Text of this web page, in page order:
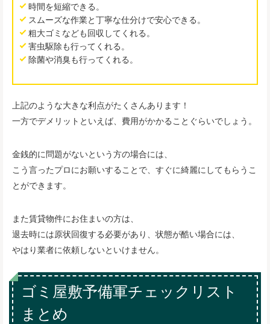
時間を短縮できる。
スムーズな作業と丁寧な仕分けで安心できる。
粗大ゴミなども回収してくれる。
害虫駆除も行ってくれる。
除菌や消臭も行ってくれる。
上記のような大きな利点がたくさんあります！
一方でデメリットといえば、費用がかかることぐらいでしょう。
金銭的に問題がないという方の場合には、
こう言ったプロにお願いすることで、すぐに綺麗にしてもらうこ
とができます。
また賃貸物件にお住まいの方は、
退去時には原状回復する必要があり、状態が酷い場合には、
やはり業者に依頼しないといけません。
ゴミ屋敷予備軍チェックリスト
まとめ